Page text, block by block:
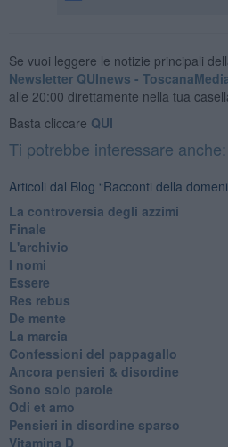
Se vuoi leggere le notizie principali
Newsletter QUInews -
alle 20:00 direttamente nella tua
Basta cliccare QUI
Ti potrebbe interessare anche:
Articoli dal Blog “Racconti della
La controversia degli azzimi
Finale
L'archivio
I nomi
Essere
Res rebus
De mente
La marcia
Confessioni del pappagallo
Ancora pensieri & disordine
Sono solo parole
Odi et amo
Pensieri in disordine sparso
Vitamina D